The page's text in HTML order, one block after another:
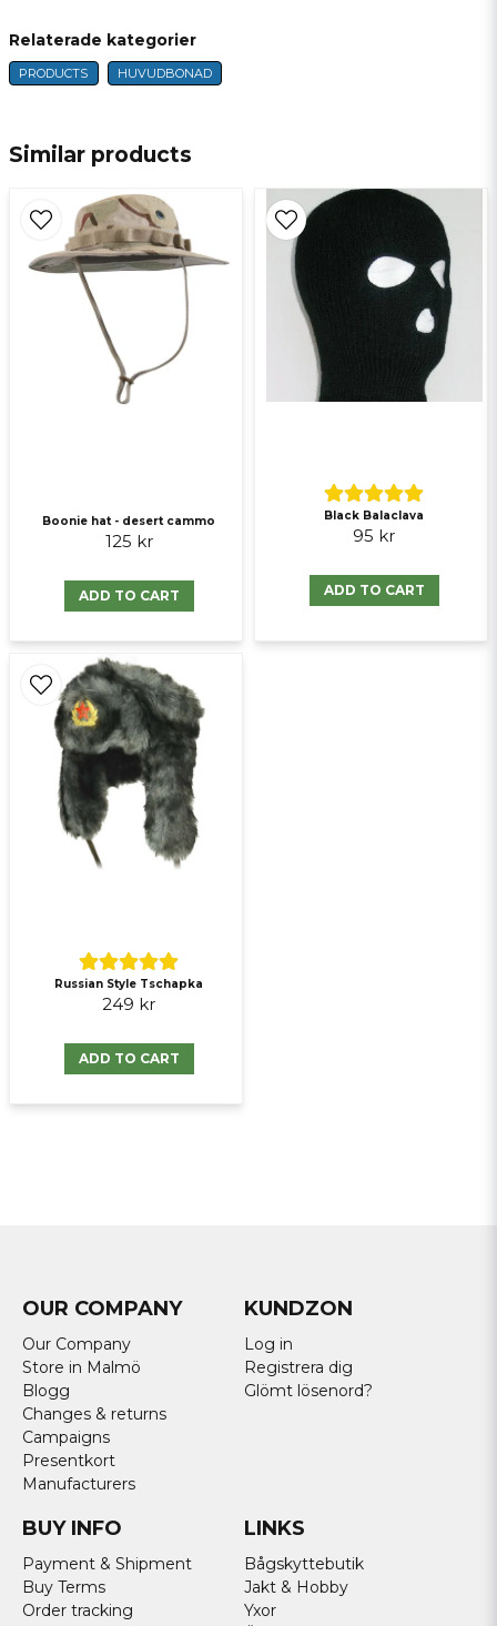
name
Name
Ja, ni får publicera min fråga
Similar products
Boonie hat - desert cammo
125 kr
ADD TO CART
Black Balaclava
95 kr
ADD TO CART
Russian Style Tschapka
249 kr
ADD TO CART
Relaterade kategorier
PRODUCTS HUVUDBONAD
OUR COMPANY
Our Company
Store in Malmö
Blogg
Changes & returns
Campaigns
Presentkort
Manufacturers
KUNDZON
Log in
Registrera dig
Glömt lösenord?
BUY INFO
Payment & Shipment
Buy Terms
Order tracking
LINKS
Bågskyttebutik
Jakt & Hobby
Yxor